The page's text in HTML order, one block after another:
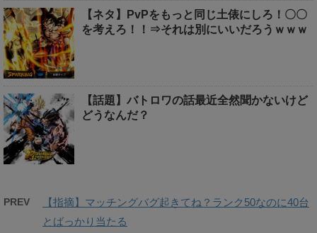
【ネタ】PvPをもっと同じ土俵にしろ！〇〇
を考えろ！！⇒それは別にいいだろうｗｗｗ
【話題】バトロワの話最近全然聞かないけど
どうなんだ？
PREV
【指摘】マッチングバグ起きてね？ランク50なのに40台
とばっかり当たる